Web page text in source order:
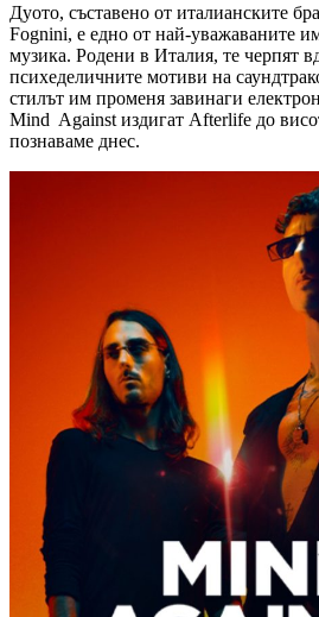
Дуото, съставено от италианските
Fognini, е едно от най-уважаваните
музика. Родени в Италия, те черпят
психеделичните мотиви на
стилът им променя завинаги
Mind Against издигат Afterlife до
познаваме днес.